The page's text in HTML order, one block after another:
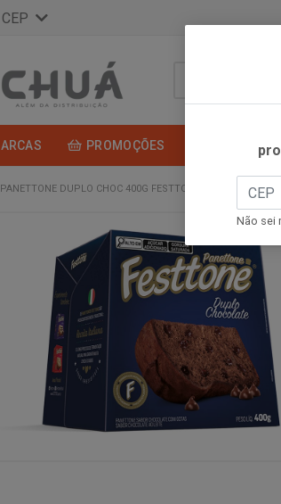
PROMOÇÕES
PANETTONE DUPLO CHOC 400G FESTTONE
Não sei